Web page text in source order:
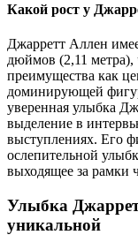
Какой рост у
Джарретт Аллен
дюймов (2,11 метра),
преимущества как
доминирующей
уверенная улыбка
выделение в
выступлениях. Его
ослепительной
выходящее за рамки
Улыбка
уникальной